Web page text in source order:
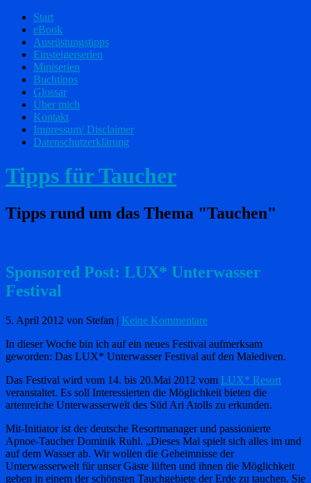
Start
eBook
Ausrüstungstipps
Einsteigerserien
Miniserien
Buchtipps
Glossar
Über mich
Kontakt
Impressum/ Disclaimer
Datenschutzerklärung
Tipps für Taucher
Tipps rund um das Thema "Tauchen"
Sponsored Post: LUX* Unterwasser
Festival
5. April 2012 von Stefan | Keine Kommentare
In dieser Woche bin ich auf ein neues Festival aufmerksam
geworden: Das LUX* Unterwasser Festival auf den Malediven.
Das Festival wird vom 14. bis 20.Mai 2012 vom LUX* Resort
veranstaltet. Es soll Interessierten die Möglichkeit bieten die
artenreiche Unterwasserwelt des Süd Ari Atolls zu erkunden.
Mit-Initiator ist der deutsche Resortmanager und passionierte
Apnoe-Taucher Dominik Ruhl. „Dieses Mal spielt sich alles im und
auf dem Wasser ab. Wir wollen die Geheimnisse der
Unterwasserwelt für unser Gäste lüften und ihnen die Möglichkeit
geben in einem der schönsten Tauchgebiete der Erde zu tauchen. Sie